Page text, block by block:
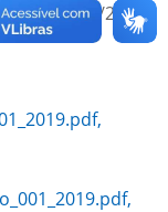
30/06/2020